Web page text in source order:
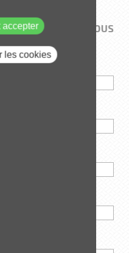
CONTACTEZ-NOUS
accepter
les cookies